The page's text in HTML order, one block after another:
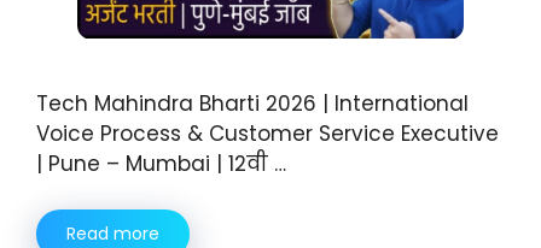
Tech Mahindra Bharti 2026 | International
Voice Process & Customer Service Executive
| Pune – Mumbai | 12वी …
Read more